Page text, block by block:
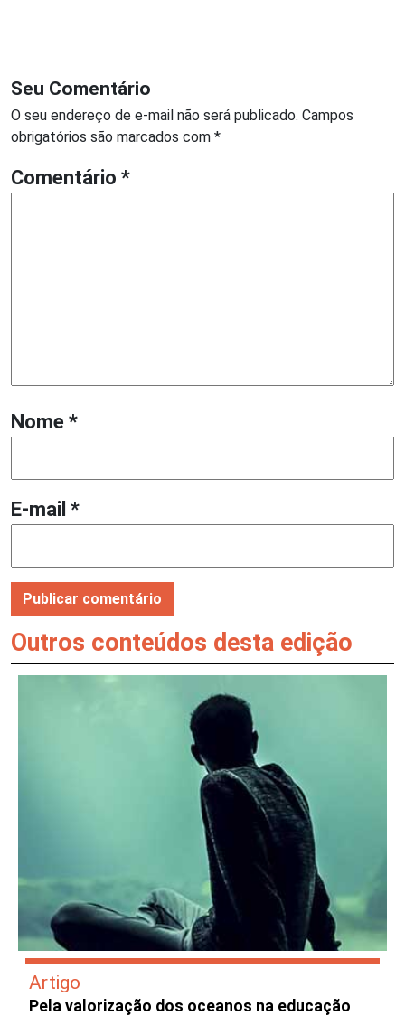
Seu Comentário
O seu endereço de e-mail não será publicado. Campos
obrigatórios são marcados com *
Comentário *
Nome *
E-mail *
Outros conteúdos desta edição
Artigo
Pela valorização dos oceanos na educação